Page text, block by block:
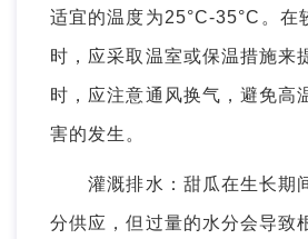
适宜的温度为25°C-35°C。在
时，应采取温室或保温措施来
时，应注意通风换气，避免高
害的发生。
灌溉排水：甜瓜在生长期
分供应，但过量的水分会导致